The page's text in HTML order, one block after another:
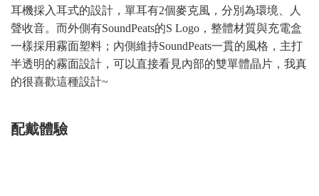
耳機採入耳式的設計，單耳有2個麥克風，分別為環境、人
聲收音。而外側有SoundPeats的S Logo，整體材質與充電盒
一樣採用霧面塑料；內側維持SoundPeats一貫的風格，主打
半透明的霧面設計，可以直接看見內部的雙單體晶片，我真
的很喜歡這種設計~
配戴體驗